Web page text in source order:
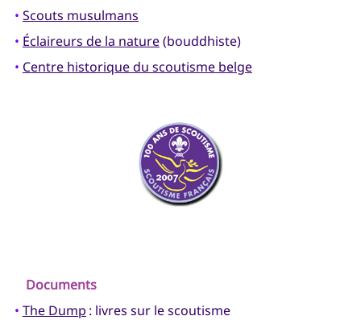
• Scouts musulmans
• Éclaireurs de la nature(bouddhiste)
• Centre historique du scoutisme belge
Documents
• The Dump : livres sur le scoutisme